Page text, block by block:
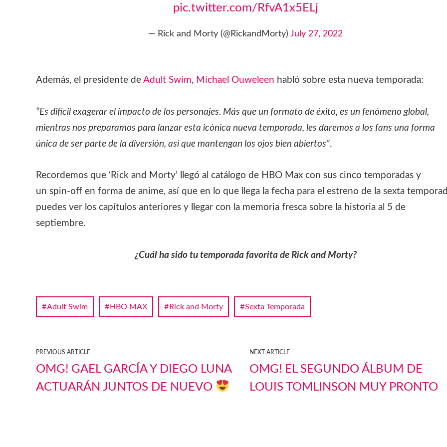
pic.twitter.com/RfvA1x5ELj
— Rick and Morty (@RickandMorty) July 27, 2022
Además, el presidente de Adult Swim, Michael Ouweleen habló sobre esta nueva temporada:
“Es difícil exagerar el impacto de los personajes. Más que un formato de éxito, es un fenómeno global,
mientras nos preparamos para lanzar esta icónica nueva temporada, les daremos a los fans una forma
única de ser parte de la diversión, así que mantengan los ojos bien abiertos”.
Recordemos que ‘Rick and Morty’ llegó al catálogo de HBO Max con sus cinco temporadas y
un spin-off en forma de anime, así que en lo que llega la fecha para el estreno de la sexta
puedes ver los capítulos anteriores y llegar con la memoria fresca sobre la historia al 5 de
septiembre.
¿Cuál ha sido tu temporada favorita de Rick and Morty?
Adult Swim HBO MAX Rick and Morty Sexta Temporada
PREVIOUS ARTICLE
OMG! GAEL GARCÍA Y DIEGO LUNA
ACTUARÁN JUNTOS DE NUEVO
NEXT ARTICLE
OMG! EL SEGUNDO ÁLBUM DE
LOUIS TOMLINSON MUY PRONTO